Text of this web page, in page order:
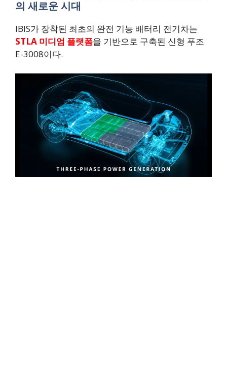
의 새로운 시대
IBIS가 장착된 최초의 완전 기능 배터리 전기차는
STLA 미디엄 플랫폼을 기반으로 구축된 신형 푸조
E-3008이다.